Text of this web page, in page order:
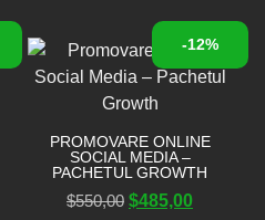
-12%
PROMOVARE ONLINE
SOCIAL MEDIA –
PACHETUL GROWTH
$550,00 $485,00